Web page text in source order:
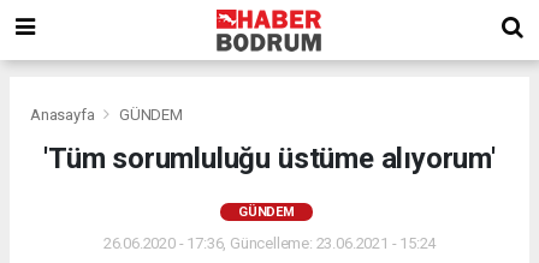
Anasayfa GÜNDEM
'Tüm sorumluluğu üstüme alıyorum'
GÜNDEM
26.06.2020 - 17:36, Güncelleme: 23.06.2021 - 15:24